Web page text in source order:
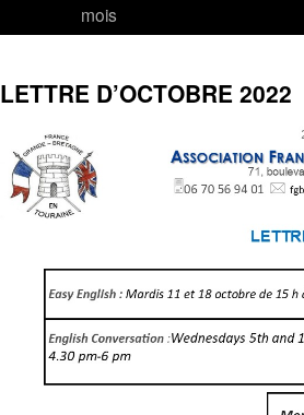
mois
LETTRE D’OCTOBRE 2022